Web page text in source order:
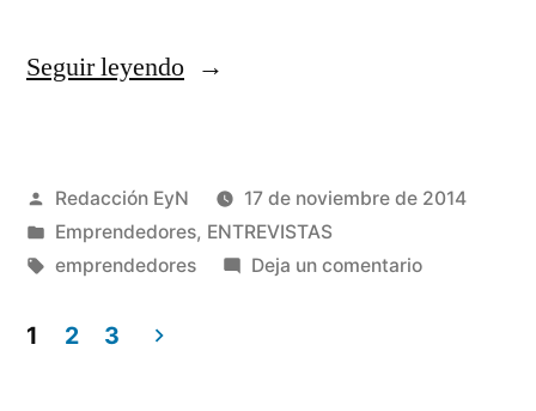
Seguir leyendo«María
emprendedora
de
Publicado
por
Redacción EyN
17 de noviembre de 2014
Publicado
en
Emprendedores, ENTREVISTAS
Etiquetas:
emprendedores Deja un comentarioen
1 2 3